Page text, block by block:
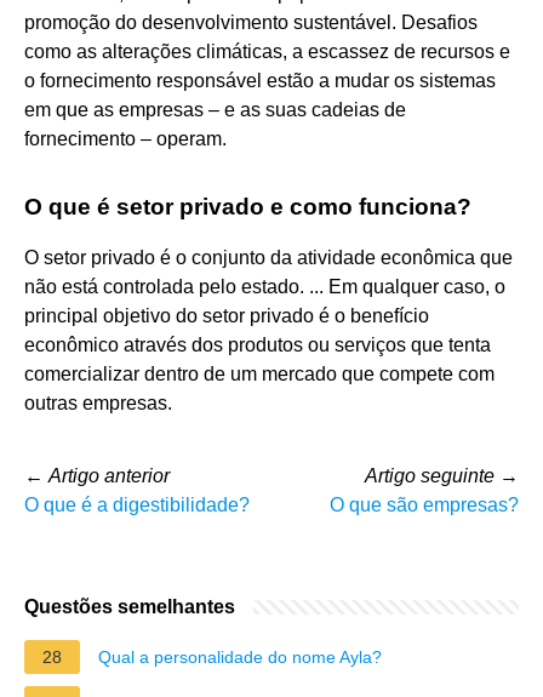
promoção do desenvolvimento sustentável. Desafios
como as alterações climáticas, a escassez de recursos e
o fornecimento responsável estão a mudar os sistemas
em que as empresas – e as suas cadeias de
fornecimento – operam.
O que é setor privado e como funciona?
O setor privado é o conjunto da atividade econômica que
não está controlada pelo estado. ... Em qualquer caso, o
principal objetivo do setor privado é o benefício
econômico através dos produtos ou serviços que tenta
comercializar dentro de um mercado que compete com
outras empresas.
← Artigo anterior
O que é a digestibilidade?
Artigo seguinte →
O que são empresas?
Questões semelhantes
28 Qual a personalidade do nome Ayla?